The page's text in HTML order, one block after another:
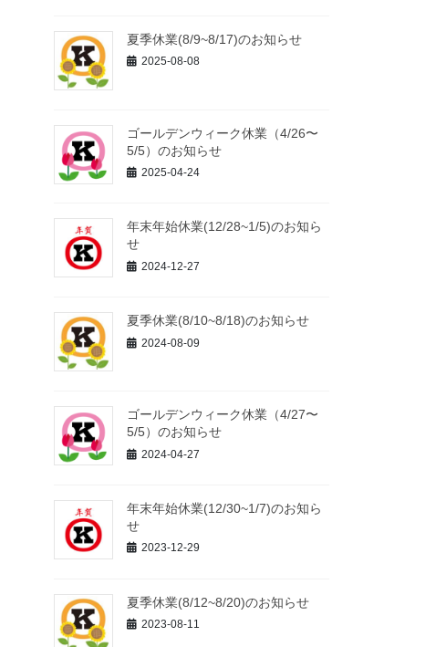
夏季休業(8/9~8/17)のお知らせ
2025-08-08
ゴールデンウィーク休業（4/26〜
5/5）のお知らせ
2025-04-24
年末年始休業(12/28~1/5)のお知ら
せ
2024-12-27
夏季休業(8/10~8/18)のお知らせ
2024-08-09
ゴールデンウィーク休業（4/27〜
5/5）のお知らせ
2024-04-27
年末年始休業(12/30~1/7)のお知ら
せ
2023-12-29
夏季休業(8/12~8/20)のお知らせ
2023-08-11